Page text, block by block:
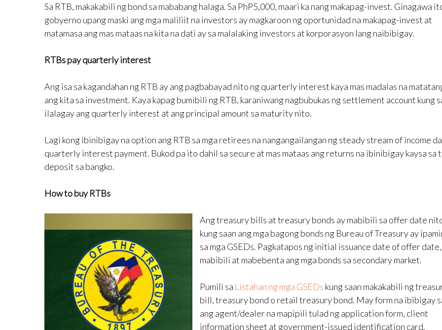
Sa RTB, makakabili ng bond sa mababang halaga. Sa PhP5,000, maari ka nang makapag-invest. Ginagawa
gobyerno upang maski ang mga maliliit na investors ay magkaroon ng oportunidad na makapag-invest at
matamasa ang mas mataas na kita na dati ay sa malalaking investors at korporasyon lang naibibigay.
RTBs pay quarterly interest
Ang isa sa kagandahan ng RTB ay ang pagbabayad nito ng quarterly interest kaya mas madalas na
ang kita sa investment. Kaya kapag bumibili ng RTB, karaniwang nagbubukas ng settlement account kung
ilalagay ang quarterly interest at ang principal amount sa maturity nito.
Lagi kong ibinibigay na option ang RTB sa mga retirees na nangangailangan ng steady stream of income
quarterly interest payment. Bukod pa ito dahil sa secure at mas mataas ang returns na ibinibigay kaysa sa
deposit sa bangko.
How to buy RTBs
Ang treasury bills at treasury bonds ay mabibili sa offer date
kung saan ang mga bagong bonds ng Bureau of Treasury ay
sa mga GSEDs. Pagkatapos ng initial issuance date of offer date,
mabibili at mabebenta ang mga bonds sa secondary market.
Pumili sa Listahan ng mga GSEDs kung saan makakabili ng
bill, treasury bond o retail treasury bond. May form na ibibigay
ang agent/dealer na mapipili tulad ng application form, client
information sheet at government-issued identification card.